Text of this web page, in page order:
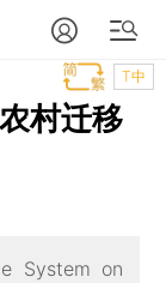
T中
村迁移
System on